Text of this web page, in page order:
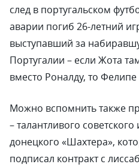
след в португальском
аварии погиб 26-летний
выступавший за
Португалии – если Жота
вместо Роналду, то
Можно вспомнить также
– талантливого
донецкого «Шахтера»,
подписал контракт с